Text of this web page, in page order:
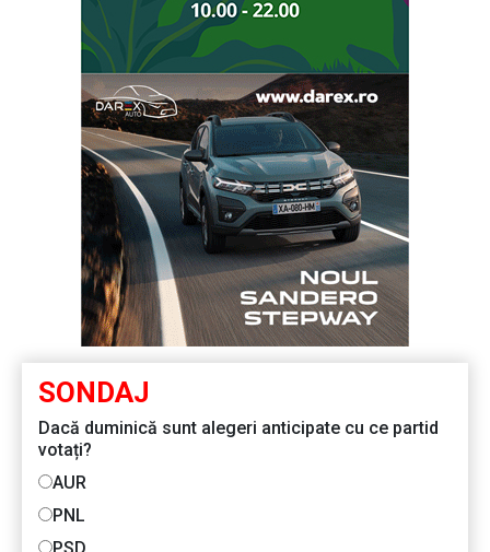
SONDAJ
Dacă duminică sunt alegeri anticipate cu ce partid
votați?
AUR
PNL